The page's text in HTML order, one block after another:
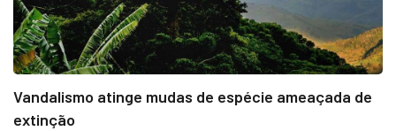
Vandalismo atinge mudas de espécie ameaçada de
extinção